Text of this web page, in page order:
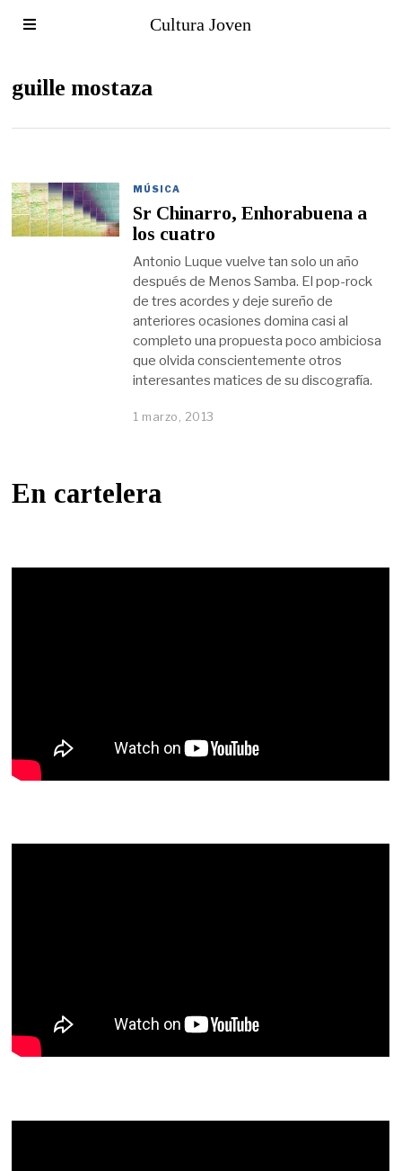
Cultura Joven
guille mostaza
MÚSICA
Sr Chinarro, Enhorabuena a
los cuatro
Antonio Luque vuelve tan solo un año
después de Menos Samba. El pop-rock
de tres acordes y deje sureño de
anteriores ocasiones domina casi al
completo una propuesta poco ambiciosa
que olvida conscientemente otros
interesantes matices de su discografía.
1 marzo, 2013
En cartelera